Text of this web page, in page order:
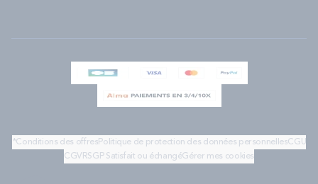
*Conditions des offresPolitique de protection des données personnellesCGU
CGV RSGP Satisfait ou échangéGérer mes cookies